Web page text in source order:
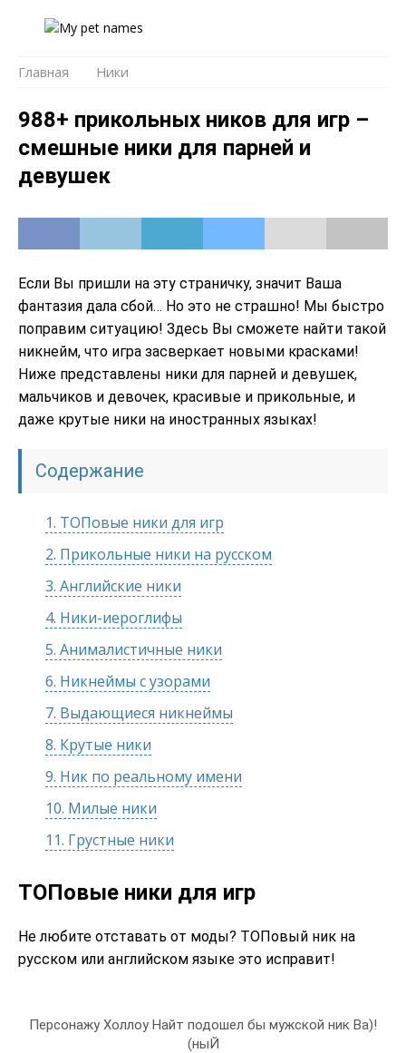
Главная Ники
988+ прикольных ников для игр –
смешные ники для парней и
девушек
Если Вы пришли на эту страничку, значит Ваша
фантазия дала сбой… Но это не страшно! Мы быстро
поправим ситуацию! Здесь Вы сможете найти такой
никнейм, что игра засверкает новыми красками!
Ниже представлены ники для парней и девушек,
мальчиков и девочек, красивые и прикольные, и
даже крутые ники на иностранных языках!
Содержание
1. ТОПовые ники для игр
2. Прикольные ники на русском
3. Английские ники
4. Ники-иероглифы
5. Анималистичные ники
6. Никнеймы с узорами
7. Выдающиеся никнеймы
8. Крутые ники
9. Ник по реальному имени
10. Милые ники
11. Грустные ники
ТОПовые ники для игр
Не любите отставать от моды? ТОПовый ник на
русском или английском языке это исправит!
Персонажу Холлоу Найт подошел бы мужской ник Ва)!
(ныЙ